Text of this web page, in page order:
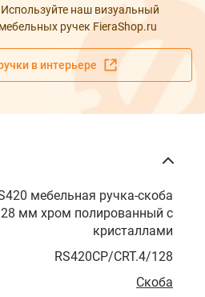
наш визуальный
ручек FieraShop.ru
в интерьере
мебельная ручка-скоба
мм хром полированный с
кристаллами
RS420CP/CRT.4/128
Скоба